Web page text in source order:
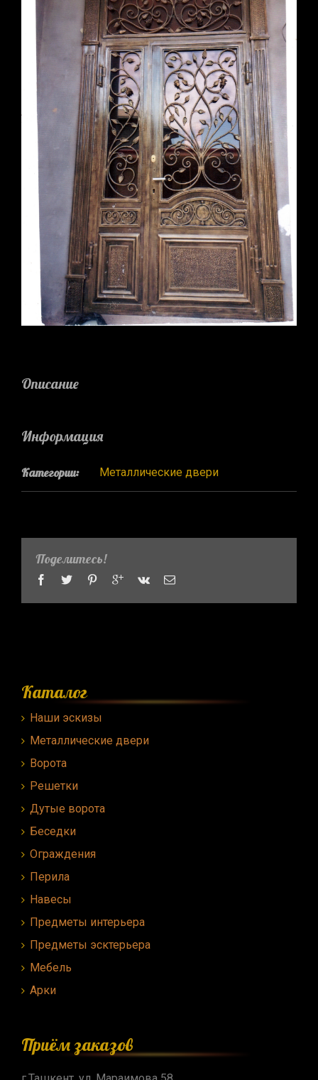
Описание
Информация
Категории: Металлические двери
Поделитесь!
Каталог
Наши эскизы
Металлические двери
Ворота
Решетки
Дутые ворота
Беседки
Ограждения
Перила
Навесы
Предметы интерьера
Предметы эсктерьера
Мебель
Арки
Приём заказов